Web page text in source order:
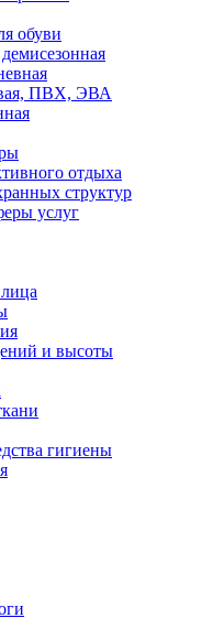
обуви
ПВХ, ЭВА
отдыха
структур
услуг
и высоты
гигиены